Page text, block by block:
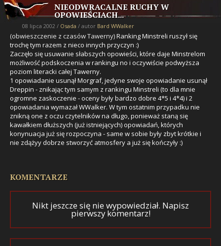
NIEODWRACALNE RUCHY W
OPOWIEŚCIACH...
08 lipca 2002 / Osada / autor Bard WWalker
(obwieszczenie z czasów Tawerny)Ranking Minstreli ruszył się
trochę tym razem z nieco innych przyczyn :)
Zaczęło się usuwanie słabszych opowieści, które daje Minstrelom
możliwość podskoczenia w rankingu no i oczywiście podwyższa
poziom literacki całej Tawerny.
1 opowiadanie usunął Morgraf,jedyne swoje opowiadanie usunął
Dreppin - znikając tym samym z rankingu Minstreli (to dla mnie
ogromne zaskoczenie - oceny były bardzo dobre 4*5 i 4*4) i 2
opowiadania wymazał WWalker. W tym ostatnim przypadku nie
znikną one z oczu czytelników na długo, ponieważ staną się
kawałkiem dłuższych (już istniejących) opowiadań, których
konynuacja już się rozpoczyna - same w sobie były zbyt krótkie i
nie zdążyy dobrze stworzyć atmosfery a już się kończyły :)
KOMENTARZE
Nikt jeszcze się nie wypowiedział. Napisz
pierwszy komentarz!